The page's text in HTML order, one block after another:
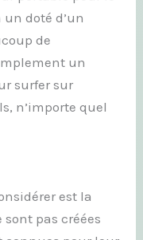
doté d’un
de
un
surfer sur
n’importe quel
est la
pas créées